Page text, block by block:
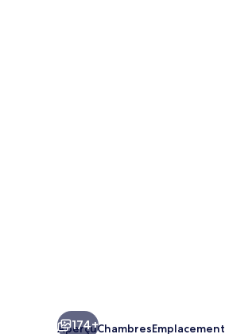
174+
AperçuChambresEmplacement